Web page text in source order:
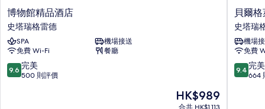
博
物
館
精
品
酒
店
博物館精品酒店
史塔瑞格雷德
SPA
機場接送
免費 Wi-Fi
餐廳
9.6
分
9.6 完美
500 則評價
現
售
HK$989
貝
爾
格
萊
德
城
市
貝爾
史塔瑞
機場
免費
9.4
分
9.4 完美
664